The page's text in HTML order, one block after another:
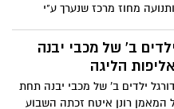
מחוז מרכז שנערך ע"י
בתי ספר אשר התחרו בתחרויות
אזוריות נבחרו 11 קבוצות וביניהם נבחרת בית
הופיעו בצורה מרהיבה והרשימו
הכבוד לבנות למורה לספורט
ב' של מכבי יבנה
הליגה
ילדים ב' של מכבי יבנה תחת
המאמן רונן איטח זכתה השבוע